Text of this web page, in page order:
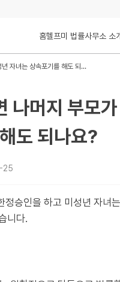
홈헬프미 법률사무소 소
부모 중 1명이 사망하면 나머지 부모가 한정승인하고 미성년 자녀는 상속포기를 해도 되나요?
나머지 부모
도 되나요?
25
정승인을 하고 미성년 자녀
니다.